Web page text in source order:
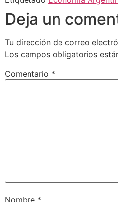
Deja un
Tu dirección de correo
Los campos obligatorios
Comentario *
Nombre *